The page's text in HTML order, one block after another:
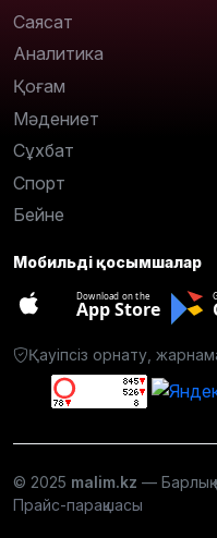
Саясат
Аналитика
Қоғам
Мәдениет
Сұхбат
Спорт
Бейне
Мобильді қосымшалар
Download on the
App Store
Қауіпсіз орнату,
© 2025 malim.kz — Барлық
Прайс-парақшасы